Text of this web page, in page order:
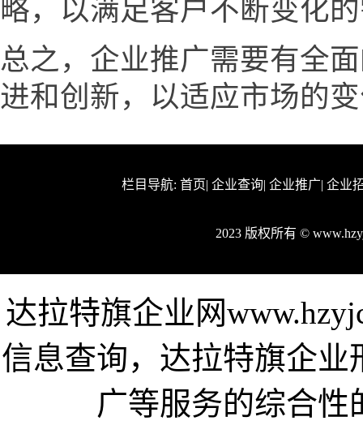
略，以满足客户不断变化
总之，企业推广需要有全
进和创新，以适应市场的
栏目导航: 首页| 企业查询| 企业推广| 企业
2023 版权所有 ©
达拉特旗企业网
信息查询，达拉特旗企
广等服务的综合